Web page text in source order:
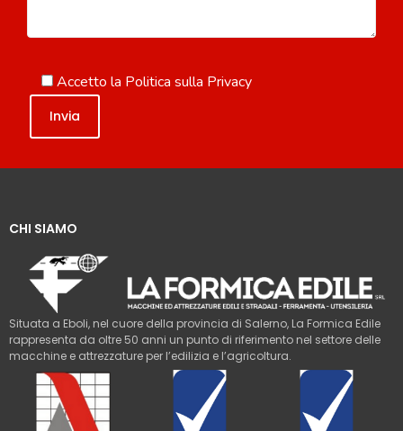
Accetto la Politica sulla Privacy
CHI SIAMO
Situata a Eboli, nel cuore della provincia di Salerno, La Formica Edile
rappresenta da oltre 50 anni un punto di riferimento nel settore delle
macchine e attrezzature per l’edilizia e l’agricoltura.